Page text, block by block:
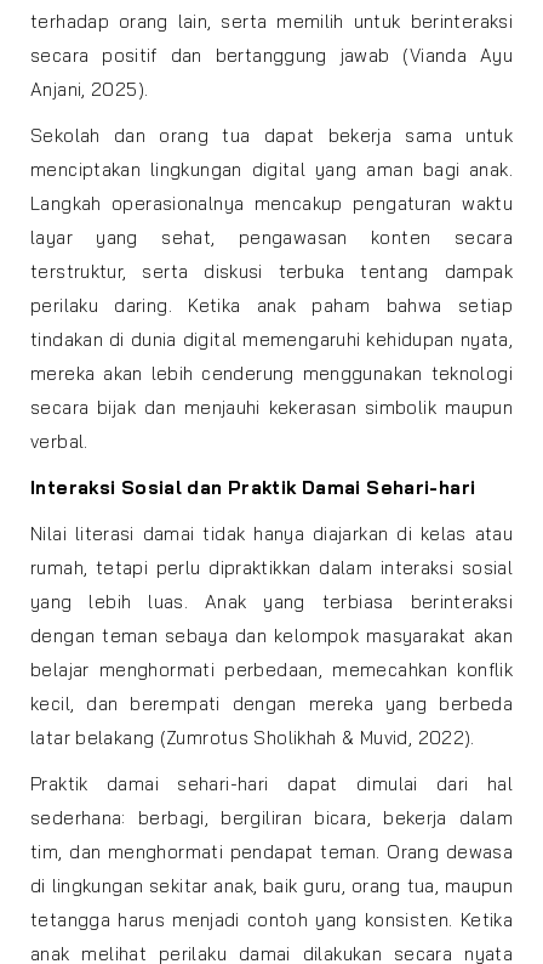
terhadap orang lain, serta memilih untuk berinteraksi
secara positif dan bertanggung jawab (Vianda Ayu
Anjani, 2025).
Sekolah dan orang tua dapat bekerja sama untuk
menciptakan lingkungan digital yang aman bagi anak.
Langkah operasionalnya mencakup pengaturan waktu
layar yang sehat, pengawasan konten secara
terstruktur, serta diskusi terbuka tentang dampak
perilaku daring. Ketika anak paham bahwa setiap
tindakan di dunia digital memengaruhi kehidupan nyata,
mereka akan lebih cenderung menggunakan teknologi
secara bijak dan menjauhi kekerasan simbolik maupun
verbal.
Interaksi Sosial dan Praktik Damai Sehari-hari
Nilai literasi damai tidak hanya diajarkan di kelas atau
rumah, tetapi perlu dipraktikkan dalam interaksi sosial
yang lebih luas. Anak yang terbiasa berinteraksi
dengan teman sebaya dan kelompok masyarakat akan
belajar menghormati perbedaan, memecahkan konflik
kecil, dan berempati dengan mereka yang berbeda
latar belakang (Zumrotus Sholikhah & Muvid, 2022).
Praktik damai sehari-hari dapat dimulai dari hal
sederhana: berbagi, bergiliran bicara, bekerja dalam
tim, dan menghormati pendapat teman. Orang dewasa
di lingkungan sekitar anak, baik guru, orang tua, maupun
tetangga harus menjadi contoh yang konsisten. Ketika
anak melihat perilaku damai dilakukan secara nyata